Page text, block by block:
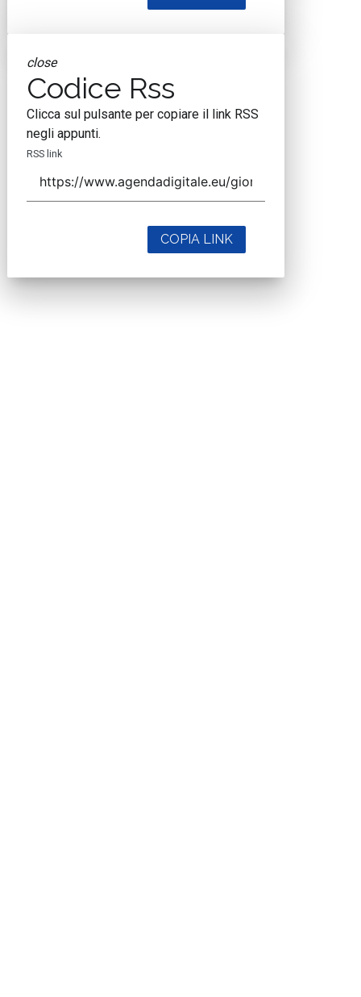
close
Codice Rss
Clicca sul pulsante per copiare il link RSS
negli appunti.
RSS link
COPIA LINK